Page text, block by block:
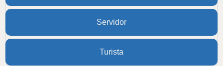
Servidor
Turista